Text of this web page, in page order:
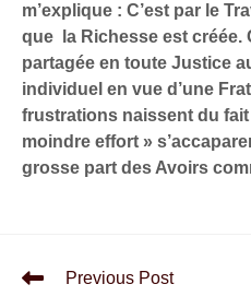
m’explique : C’est par le
que la Richesse est créée.
partagée en toute Justice
individuel en vue d’une
frustrations naissent du
moindre effort »
grosse part des Avoirs
Previous Post